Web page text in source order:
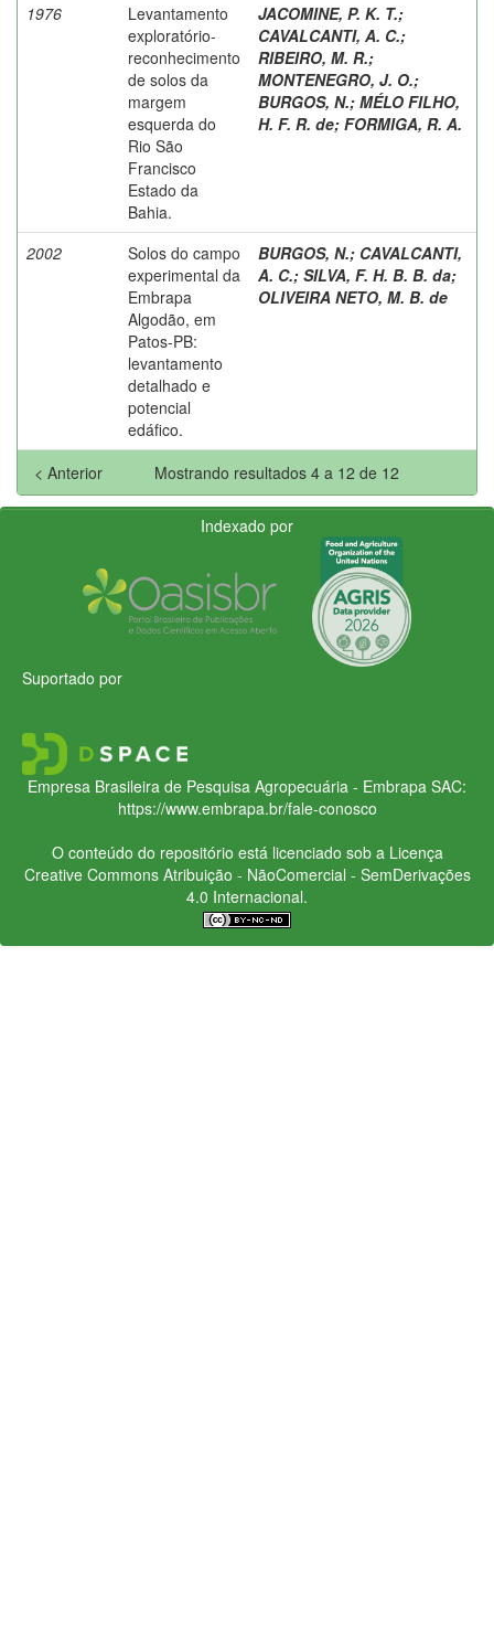
1976
Levantamento
exploratório-
reconhecimento
de solos da
margem
esquerda do
Rio São
Francisco
Estado da
Bahia.
JACOMINE, P. K. T.;
CAVALCANTI, A. C.;
RIBEIRO, M. R.;
MONTENEGRO, J. O.;
BURGOS, N.; MÉLO FILHO,
H. F. R. de; FORMIGA, R. A.
2002
Solos do campo
experimental da
Embrapa
Algodão, em
Patos-PB:
levantamento
detalhado e
potencial
edáfico.
BURGOS, N.; CAVALCANTI,
A. C.; SILVA, F. H. B. B. da;
OLIVEIRA NETO, M. B. de
Mostrando resultados 4 a 12 de 12
< Anterior
Indexado por
Suportado por
Empresa Brasileira de Pesquisa Agropecuária - Embrapa SAC:
https://www.embrapa.br/fale-conosco
O conteúdo do repositório está licenciado sob a Licença
Creative CommonsAtribuição - NãoComercial - SemDerivações
4.0 Internacional.